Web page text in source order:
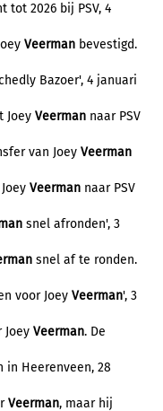
tot 2026 bij PSV, 4
Veerman bevestigd.
Bazoer', 4 januari
Joey Veerman naar PSV
van Joey Veerman
Veerman naar PSV
snel afronden', 3
snel af te ronden.
voor Joey Veerman', 3
Joey Veerman. De
in Heerenveen, 28
Veerman, maar hij